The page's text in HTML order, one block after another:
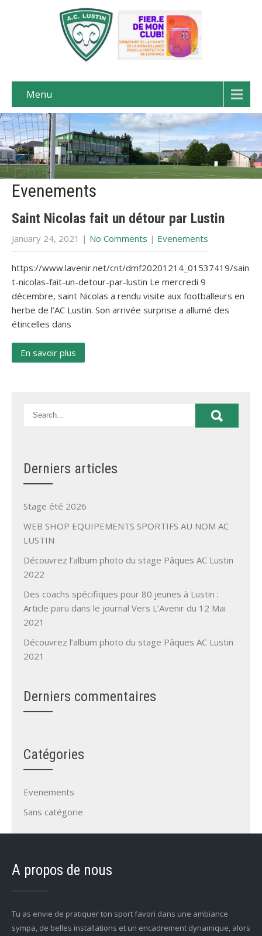
Menu
Evenements
Saint Nicolas fait un détour par Lustin
January 24, 2021 | No Comments | Evenements
https://www.lavenir.net/cnt/dmf20201214_01537419/sain
t-nicolas-fait-un-detour-par-lustin Le mercredi 9
décembre, saint Nicolas a rendu visite aux footballeurs en
herbe de l’AC Lustin. Son arrivée surprise a allumé des
étincelles dans
En savoir plus
Derniers articles
Stage été 2026
WEB SHOP EQUIPEMENTS SPORTIFS AU NOM AC
LUSTIN
Découvrez l’album photo du stage Pâques AC Lustin
2022
Des coachs spécifiques pour 80 jeunes à Lustin :
Article paru dans le journal Vers L’Avenir du 12 Mai
2021
Découvrez l’album photo du stage Pâques AC Lustin
2021
Derniers commentaires
Catégories
Evenements
Sans catégorie
A propos de nous
Tu as envie de pratiquer ton sport favori dans une ambiance
sympa, de belles installations et un encadrement dynamique, alors